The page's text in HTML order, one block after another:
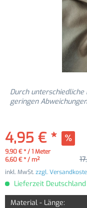
Durch
geringen
4,95 € *
9,90 € * / 1 Meter
6,60 € * / m²
inkl. MwSt.zzgl.
Lieferzeit
Material - Länge: